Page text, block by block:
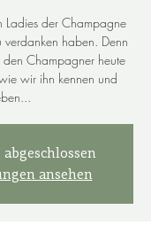
Ladies der Champagne
haben. Denn
Champagner heute
wir ihn kennen und
ansehen